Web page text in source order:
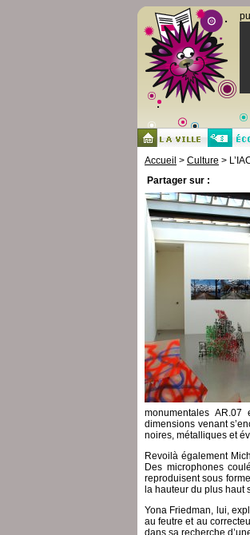
Accueil > Culture >
Partager sur :
monumentales
dimensions venant
noires, métalliques et
Revoilà également
Des microphones
reproduisent sous
la hauteur du plus haut
Yona Friedman, lui,
au feutre et au
dans sa recherche
Panneau de gestion des cookies